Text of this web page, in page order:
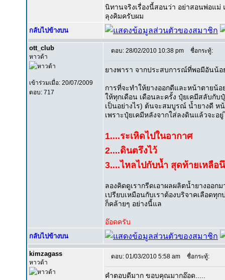
นิทานจริงเรื่องนี้สอนว่า อย่าสอนพ่อแม่
ลุงคิมครับผม
กลับไปข้างบน
ott_club
หาวด้า
เข้าร่วมเมื่อ: 20/07/2009
ตอบ: 717
ตอบ: 28/02/2010 10:38 pm ชื่อกระทู้:
ยางพารา จากประสบการณ์ที่พอมีอันน้
การที่จะทำให้ยางออกดีและหน้าตายน้
ให้ทุกเดือน เดือนละครั้ง ปุ๋ยเคมีสลับกั
เป็นอย่างไร) ต้นจะสมบูรณ์ น้ำยางดี ห
เพราะปุ๋ยเคมีหลังจากใส่ลงดินแล้วจะ
1....ระเหิดไปในอากาศ
2....ดินตรึงไว้
3....ไหลไปกับน้ำ สุดท้ายเหลือ
ลองคิดดูเรากรีดเอาผลผลิตน้ำยางออ
เปรียบเหมือนกับเราต้องบริจาคเลือดทุ
ก็คล้ายๆ อย่างนี้แล
อ๊อดครับ
กลับไปข้างบน
kimzagass
หาวด้า
ตอบ: 01/03/2010 5:58 am ชื่อกระทู้:
คำตอบดีมาก ขอบคุณมากอ๊อด.....